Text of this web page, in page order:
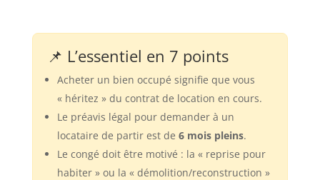
📌 L’essentiel en 7 points
Acheter un bien occupé signifie que vous
« héritez » du contrat de location en cours.
Le préavis légal pour demander à un
locataire de partir est de 6 mois pleins.
Le congé doit être motivé : la « reprise pour
habiter » ou la « démolition/reconstruction »